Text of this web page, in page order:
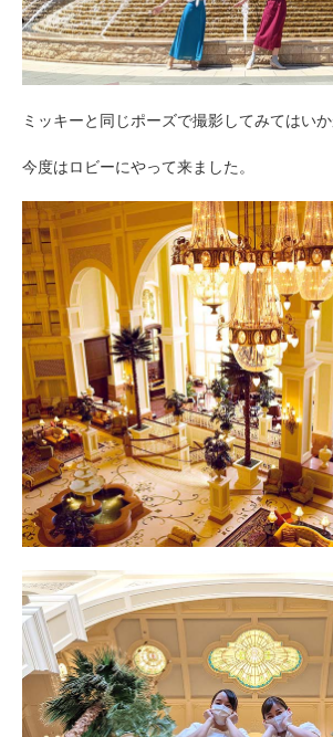
ミッキーと同じポーズで撮影してみてはい
今度はロビーにやって来ました。